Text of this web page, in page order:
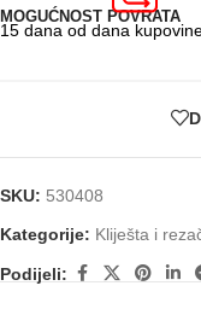
MOGUĆNOST POVRATA
15 dana od dana
SKU: 530408
Kategorije: Kliješta i
Podijeli: